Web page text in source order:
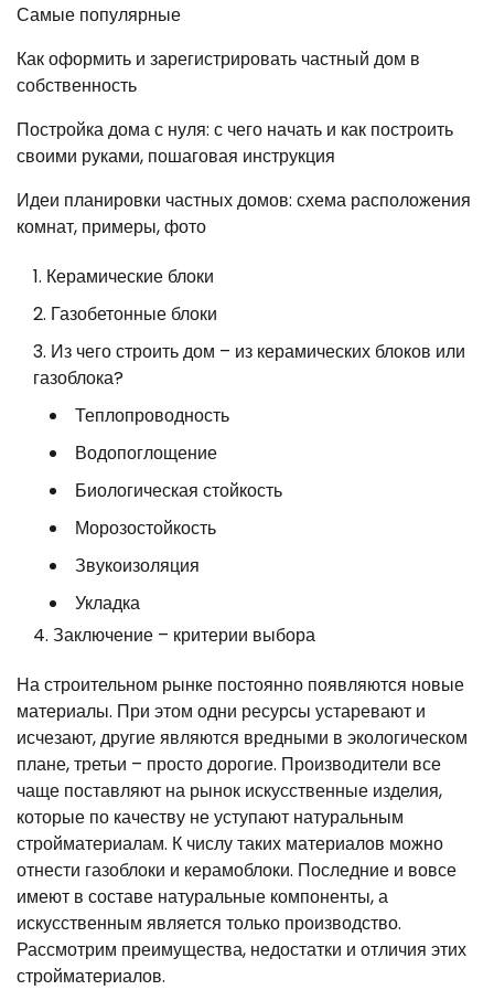
Самые популярные
Как оформить и зарегистрировать частный дом в
собственность
Постройка дома с нуля: с чего начать и как построить
своими руками, пошаговая инструкция
Идеи планировки частных домов: схема расположения
комнат, примеры, фото
Керамические блоки
Газобетонные блоки
Из чего строить дом – из керамических блоков или
газоблока?
Теплопроводность
Водопоглощение
Биологическая стойкость
Морозостойкость
Звукоизоляция
Укладка
Заключение – критерии выбора
На строительном рынке постоянно появляются новые
материалы. При этом одни ресурсы устаревают и
исчезают, другие являются вредными в экологическом
плане, третьи – просто дорогие. Производители все
чаще поставляют на рынок искусственные изделия,
которые по качеству не уступают натуральным
стройматериалам. К числу таких материалов можно
отнести газоблоки и керамоблоки. Последние и вовсе
имеют в составе натуральные компоненты, а
искусственным является только производство.
Рассмотрим преимущества, недостатки и отличия этих
стройматериалов.